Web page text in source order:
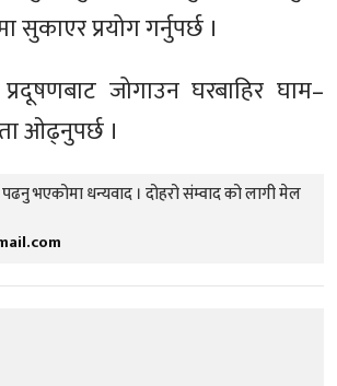
सुकाएर प्रयोग गर्नुपर्छ ।
जोगाउन घरबाहिर घाम–
ओढ्नुपर्छ ।
पढनु भएकोमा धन्यवाद । दोहरो संम्वाद को लागी मेल